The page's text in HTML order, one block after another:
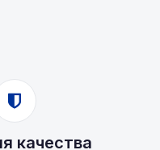
качества